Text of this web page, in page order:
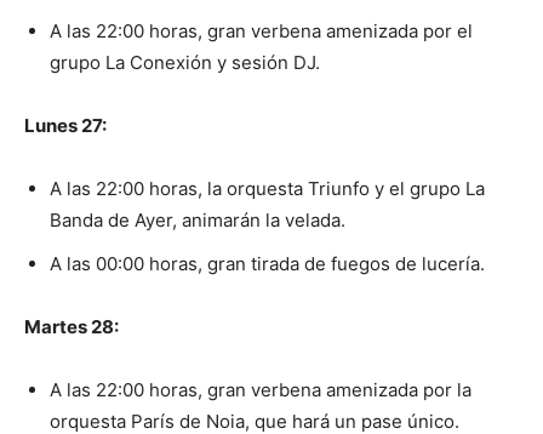
A las 22:00 horas, gran verbena amenizada por el
grupo La Conexión y sesión DJ.
Lunes 27:
A las 22:00 horas, la orquesta Triunfo y el grupo La
Banda de Ayer, animarán la velada.
A las 00:00 horas, gran tirada de fuegos de lucería.
Martes 28:
A las 22:00 horas, gran verbena amenizada por la
orquesta París de Noia, que hará un pase único.